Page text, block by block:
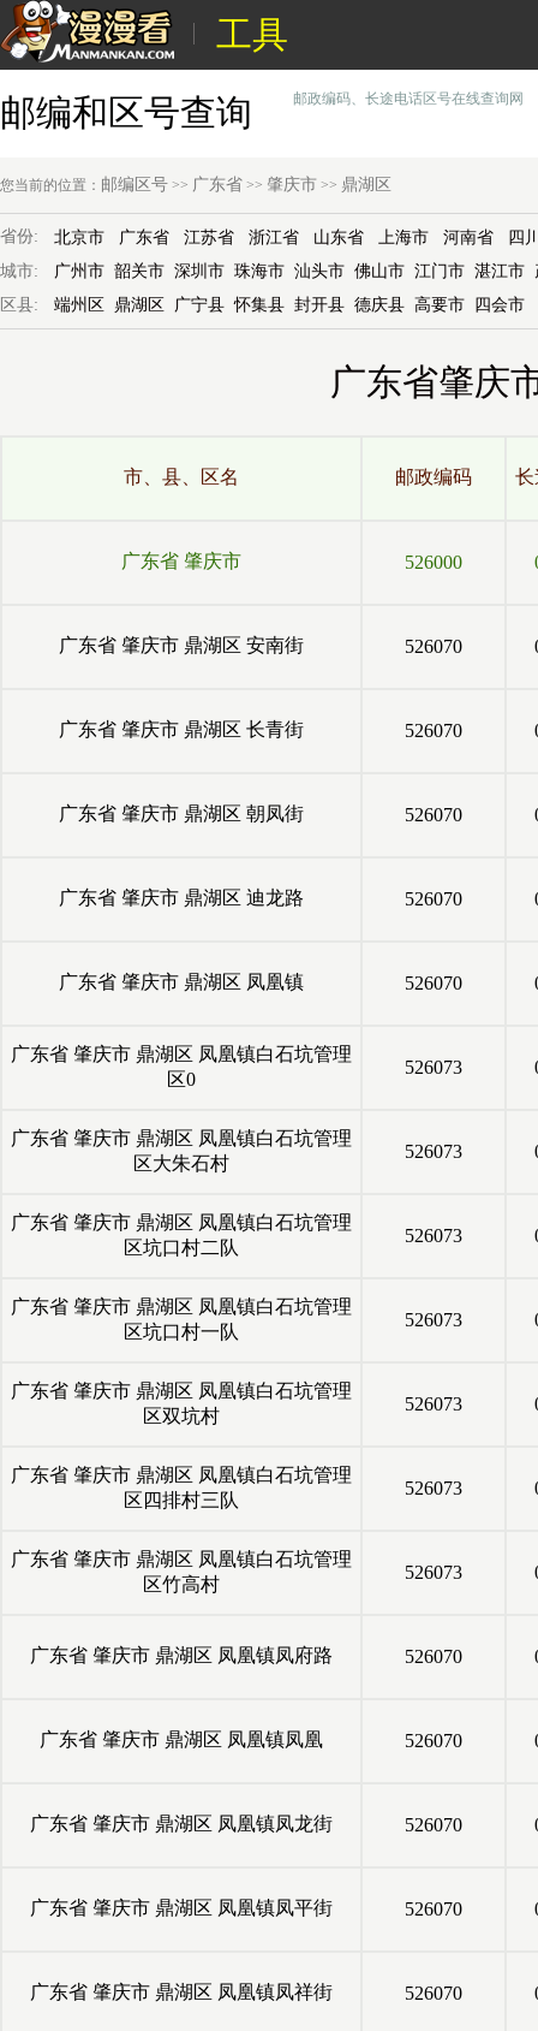
工具
邮编和区号查询
邮政编码、长途电话区号在线查询网
您当前的位置： 邮编区号 >> 广东省 >> 肇庆市 >> 鼎湖区
省份: 北京市 广东省 江苏省 浙江省 山东省 上海市 河南省
四
城市:
广州市 韶关市 深圳市 珠海市 汕头市 佛山市 江门市 湛江市
区县:
端州区 鼎湖区 广宁县 怀集县 封开县 德庆县 高要市 四会市
广东省肇庆
市、县、区名 邮政编码 长
广东省 肇庆市 526000
广东省 肇庆市 鼎湖区 安南街 526070
广东省 肇庆市 鼎湖区 长青街 526070
广东省 肇庆市 鼎湖区 朝凤街 526070
广东省 肇庆市 鼎湖区 迪龙路 526070
广东省 肇庆市 鼎湖区 凤凰镇 526070
广东省 肇庆市 鼎湖区 凤凰镇白石坑管理
区0
526073
广东省 肇庆市 鼎湖区 凤凰镇白石坑管理
区大朱石村
526073
广东省 肇庆市 鼎湖区 凤凰镇白石坑管理
区坑口村二队
526073
广东省 肇庆市 鼎湖区 凤凰镇白石坑管理
区坑口村一队
526073
广东省 肇庆市 鼎湖区 凤凰镇白石坑管理
区双坑村
526073
广东省 肇庆市 鼎湖区 凤凰镇白石坑管理
区四排村三队
526073
广东省 肇庆市 鼎湖区 凤凰镇白石坑管理
区竹高村
526073
广东省 肇庆市 鼎湖区 凤凰镇凤府路 526070
广东省 肇庆市 鼎湖区 凤凰镇凤凰 526070
广东省 肇庆市 鼎湖区 凤凰镇凤龙街 526070
广东省 肇庆市 鼎湖区 凤凰镇凤平街 526070
广东省 肇庆市 鼎湖区 凤凰镇凤祥街 526070